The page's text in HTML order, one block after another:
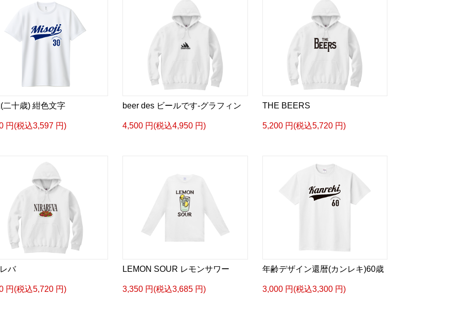
二十歳) 紺色文字
円(税込3,597 円)
beer des ビールです-グラフィン
4,500 円(税込4,950 円)
THE BEERS
5,200 円(税込5,720 円)
バ
円(税込5,720 円)
LEMON SOUR レモンサワー
3,350 円(税込3,685 円)
年齢デザイン還暦(カンレキ)60歳
3,000 円(税込3,300 円)